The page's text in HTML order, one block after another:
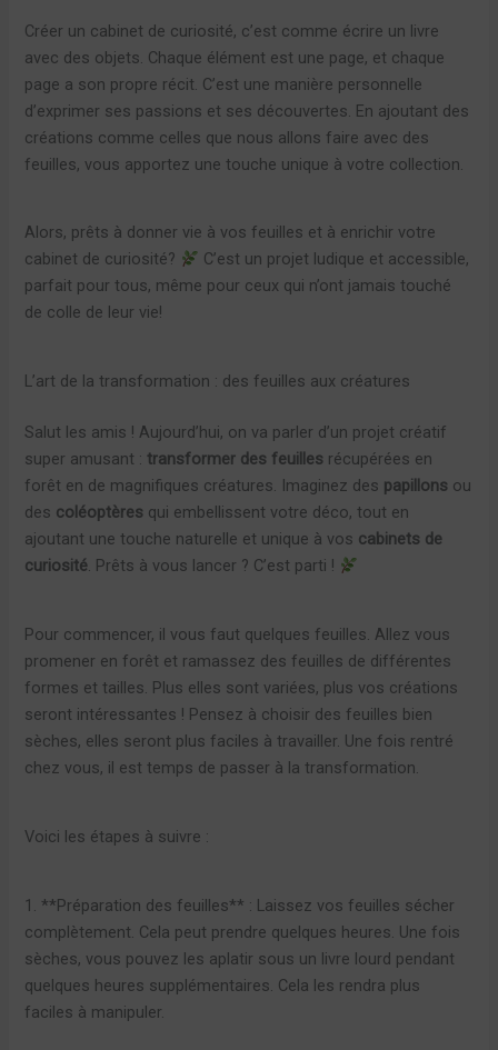
Créer un cabinet de curiosité, c’est comme écrire un livre
avec des objets. Chaque élément est une page, et chaque
page a son propre récit. C’est une manière personnelle
d’exprimer ses passions et ses découvertes. En ajoutant des
créations comme celles que nous allons faire avec des
feuilles, vous apportez une touche unique à votre collection.
Alors, prêts à donner vie à vos feuilles et à enrichir votre
cabinet de curiosité?
C’est un projet ludique et accessible,
parfait pour tous, même pour ceux qui n’ont jamais touché
de colle de leur vie!
L’art de la transformation : des feuilles aux créatures
Salut les amis ! Aujourd’hui, on va parler d’un projet créatif
super amusant :transformer des feuilles récupérées en
forêt en de magnifiques créatures. Imaginez des papillons ou
des coléoptères qui embellissent votre déco, tout en
ajoutant une touche naturelle et unique à vos cabinets de
curiosité. Prêts à vous lancer ? C’est parti !
Pour commencer, il vous faut quelques feuilles. Allez vous
promener en forêt et ramassez des feuilles de différentes
formes et tailles. Plus elles sont variées, plus vos créations
seront intéressantes ! Pensez à choisir des feuilles bien
sèches, elles seront plus faciles à travailler. Une fois rentré
chez vous, il est temps de passer à la transformation.
Voici les étapes à suivre :
1. **Préparation des feuilles** : Laissez vos feuilles sécher
complètement. Cela peut prendre quelques heures. Une fois
sèches, vous pouvez les aplatir sous un livre lourd pendant
quelques heures supplémentaires. Cela les rendra plus
faciles à manipuler.